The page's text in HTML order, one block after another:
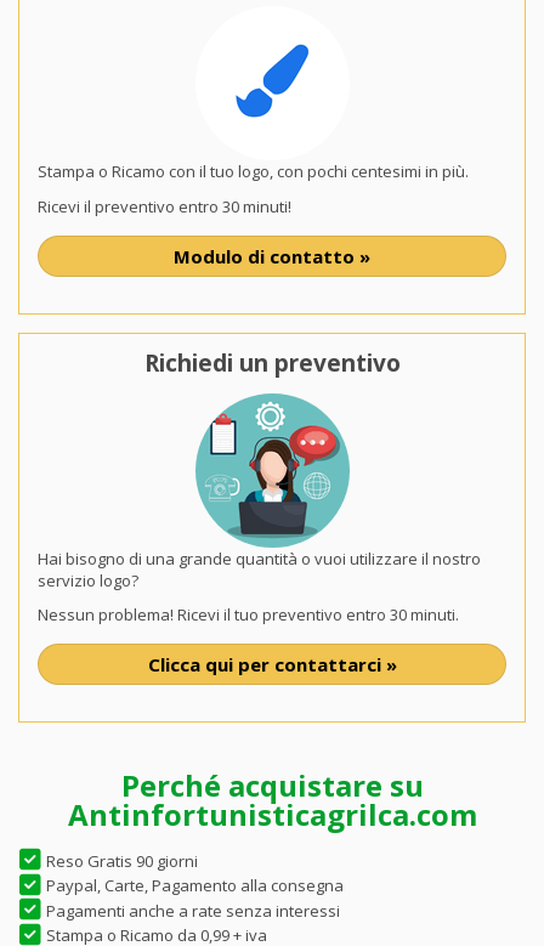
Stampa o Ricamo con il tuo logo, con pochi centesimi in più.
Ricevi il preventivo entro 30 minuti!
Modulo di contatto »
Richiedi un preventivo
Hai bisogno di una grande quantità o vuoi utilizzare il nostro
servizio logo?
Nessun problema! Ricevi il tuo preventivo entro 30 minuti.
Clicca qui per contattarci »
Perché acquistare su
Antinfortunisticagrilca.com
Reso Gratis 90 giorni
Paypal, Carte, Pagamento alla consegna
Pagamenti anche a rate senza interessi
Stampa o Ricamo da 0,99 + iva